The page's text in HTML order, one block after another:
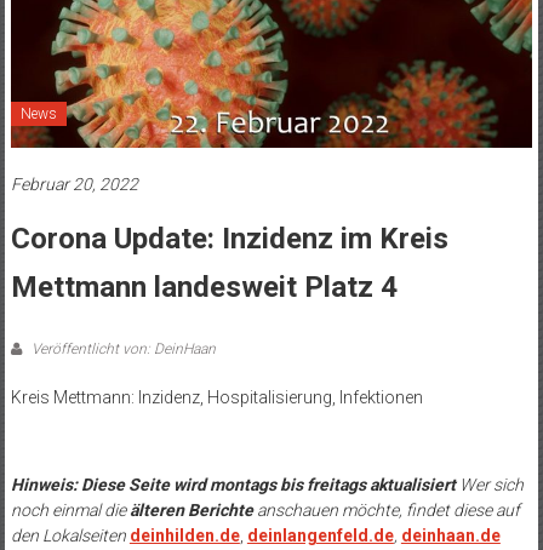
News
Februar 20, 2022
Corona Update: Inzidenz im Kreis
Mettmann landesweit Platz 4
Veröffentlicht von: DeinHaan
Kreis Mettmann: Inzidenz, Hospitalisierung, Infektionen
Hinweis: Diese Seite wird montags bis freitags aktualisiert Wer sich
noch einmal dieälteren Berichteanschauen möchte, findet diese auf
den Lokalseiten deinhilden.de, deinlangenfeld.de, deinhaan.de